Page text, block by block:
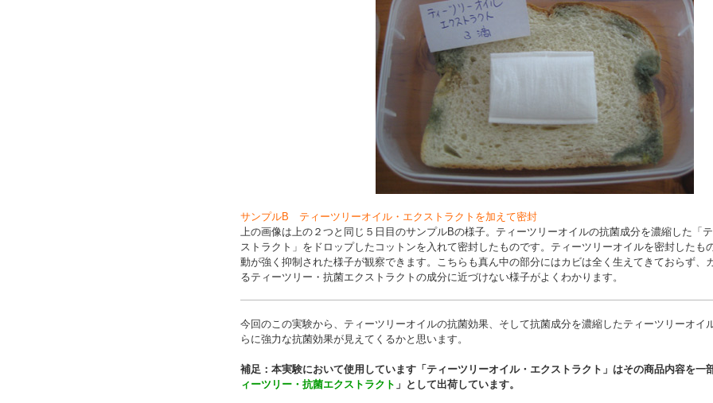
サンプルB ティーツリーオイル・エクストラクトを加えて密封
上の画像は上の２つと同じ５日目のサンプルBの様子。ティーツリーオイルの抗菌成分を濃縮した「
ストラクト」をドロップしたコットンを入れて密封したものです。ティーツリーオイルを密封したも
動が強く抑制された様子が観察できます。こちらも真ん中の部分にはカビは全く生えてきておらず、
るティーツリー・抗菌エクストラクトの成分に近づけない様子がよくわかります。
今回のこの実験から、ティーツリーオイルの抗菌効果、そして抗菌成分を濃縮したティーツリーオイ
らに強力な抗菌効果が見えてくるかと思います。
補足：本実験において使用しています「ティーツリーオイル・エクストラクト」はその商品内容を一
ィーツリー・抗菌エクストラクト 」として出荷しています。